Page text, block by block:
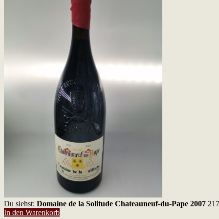
Du siehst: Domaine de la Solitude Chateauneuf-du-Pape 2007
In den Warenkorb